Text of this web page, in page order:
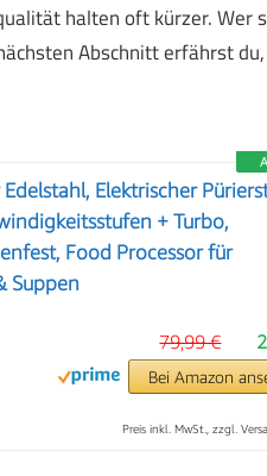
halten oft kürzer. Wer
Abschnitt erfährst
Elektrischer
+ Turbo,
Food Processor für
Suppen
79,99 €
Bei Amazon
Preis inkl. MwSt., zzgl.